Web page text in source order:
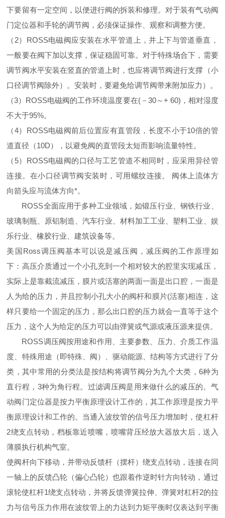
下要留有一定空间，以便进行阀的拆装和修理。对于装有气动阀
门定位器和手轮的调节阀，必须保证操作、观察和调整方便。
（2）ROSS电磁阀应安装在水平管道上，并上下与管道垂直，
一般要在阀下加以支撑，保证稳固可靠。对于特殊场合下，需要
调节阀水平安装在竖直的管道上时，也应将调节阀进行支撑（小
口径调节阀除外）。安装时，要避免给调节阀带来附加应力）。
（3）ROSS电磁阀的工作环境温度要在(－30～+ 60)，相对湿度
不大于95%。
（4）ROSS电磁阀前后位置应有直管段，长度不小于10倍的管
道直径（10D），以避免阀的直管段太短而影响流量特性。
（5）ROSS电磁阀的口径与工艺管道不相同时，应采用异径管
连接。在小口径调节阀安装时，可用螺纹连接。 阀体上流体方
向箭头应与流体方向*。
ROSS全面应用于多种工业领域，如锻压行业、钢铁行业、
玻璃制瓶、原铝制造、汽车行业、材料加工工业、塑料工业、娱
乐行业、橡胶行业、建筑设备等。
美国Ross调压阀基本可以说是减压阀，减压阀的工作原理如
下：高压介质通过一个小孔充到一个相对较大的腔里实现减压，
实际上是靠截流减压，膜片或活塞的两面一面是出口腔，一面是
人为给的压力，并且控制小孔大小的阀杆和膜片(活塞)相连，这
样只要给一个固定的压力，那么出口腔的压力就会一直等于这个
压力，这个人为给定的压力可以由弹簧或气源或液压源来提供。
ROSS调压阀按用途和作用、主要参数、压力、介质工作温
度、特殊用途（即特殊、阀）、驱动能源、结构等方式进行了分
类，其中常用的分类法是按结构将调节阀分为九个大类，6种为
直行程，3种为角行程。过滤调压阀是用来做什么的减压的。气
动阀门定位器是按力平衡原理设计工作的，其工作原理是按力平
衡原理设计和工作的。当通入波纹管的信号压力增加时，使杠杆
2绕支点转动，档板靠近喷嘴，喷嘴背压经放大器放大后，送入
薄膜执行机构气室。
使阀杆向下移动，并带动反馈杆（摆杆）绕支点转动，连接在同
一轴上的反馈凸轮（偏心凸轮）也跟着作逆时针方向转动，通过
滚轮使杠杆1绕支点转动，并将反馈弹簧拉伸、弹簧对杠杆2的拉
力与信号压力作用在波纹管上的力达到力矩平衡时仪表达到平衡